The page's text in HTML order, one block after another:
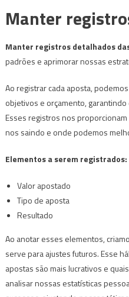
Manter
Manter registros detalhados
padrões e aprimorar nossas
Ao registrar cada aposta,
objetivos e orçamento,
Esses registros nos
nos saindo e onde podemos
Elementos a serem registrados:
Valor apostado
Tipo de aposta
Resultado
Ao anotar esses elementos,
serve para ajustes futuros. Esse
apostas são mais lucrativos e
analisar nossas estatísticas